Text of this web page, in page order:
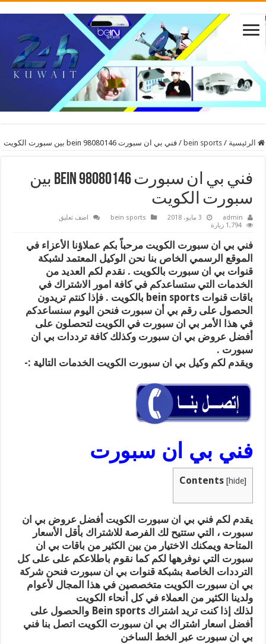
الرئيسية /
bein sports
/ فني بي ان سبورت 98080146 bein بين سبورت الكويت
فني بي ان سبورت 98080146 bein بين
سبورت الكويت
admin 3 مايو، 2018 bein sports
اضف تعليق
1,794 زيارة
فني بي ان سبورت الكويت مرحباً بكم عملاؤنا الأعزاء في
الموقع الرسمي الخاص بنا نحن الوكيل المعتمد لشبكة
قنوات بي ان سبورت بالكويت . نقدم لكم العديد من
الخدمات التي ستساعدكم في كافة امور الاشتراك في
باقات قنوات bein sports بالكويت . فإذا كنتم تريدون
الحصول على رقم بي أن سبورت فنحن اليوم سنساعدكم
في هذا الأمر بي ان سبورت في الكويت لتحصلون على
أفضل عروض بي ان سبورت وكذلك كافة ترددات بي ان
سبورت .
ويقدم لكم وكيل بي ان سبورت الكويت الخدمات التالية :-
فني بي ان سبورت
Contents [hide]
يقدم لكم فني بي ان سبورت الكويت أفضل عروض بي ان
سبورت ، التي ستتيح لك الفرصة للاشتراك بأقل الأسعار
المتاحة ويمكنك الاختيار من بين الكثير من باقات بي ان
سبورت التي نوفرهها لكم كما نقوم باطلاعكم على على كل
الترددات الخاصة بشبكة قنوات بي ان سبورت فنحن شركة
بي ان سبورت الكويت متخصصين في هذا المجال لأعوام
ولدينا الكثير من العملاء في كل أنحاء الكويت
لذلك إذا كنت تريد اشتراك Bein sports والحصول على
أفضل اسعار اشتراك بي ان سبورت الكويت اتصل بنا فني
بي ان سبورت عبر الخط الساخن